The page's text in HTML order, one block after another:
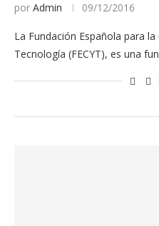
por Admin 09/12/2016
La Fundación Española para la
Tecnología (FECYT), es una